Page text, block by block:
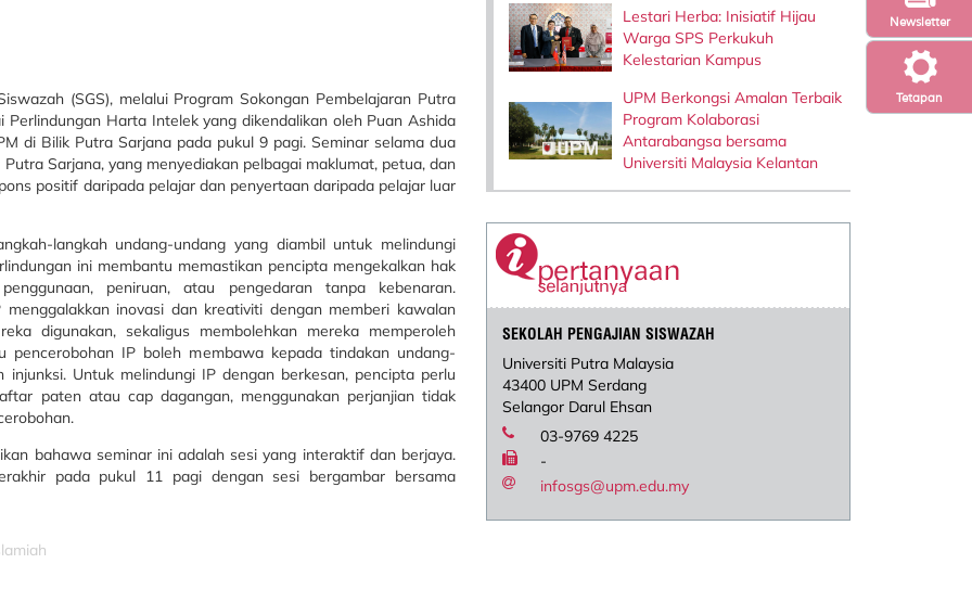
Tetapan
Newsletter
(SGS), melalui Program Sokongan Pembelajaran Putra
Harta Intelek yang dikendalikan oleh Puan Ashida
di Bilik Putra Sarjana pada pukul 9 pagi. Seminar selama dua
Sarjana, yang menyediakan pelbagai maklumat, petua, dan
positif daripada pelajar dan penyertaan daripada pelajar luar
langkah undang-undang yang diambil untuk melindungi
ini membantu memastikan pencipta mengekalkan hak
peniruan, atau pengedaran tanpa kebenaran.
inovasi dan kreativiti dengan memberi kawalan
digunakan, sekaligus membolehkan mereka memperoleh
pencerobohan IP boleh membawa kepada tindakan undang-
Untuk melindungi IP dengan berkesan, pencipta perlu
paten atau cap dagangan, menggunakan perjanjian tidak
bahawa seminar ini adalah sesi yang interaktif dan berjaya.
pada pukul 11 pagi dengan sesi bergambar bersama
Lestari Herba: Inisiatif Hijau
Warga SPS Perkukuh
Kelestarian Kampus
UPM Berkongsi Amalan Terbaik
Program Kolaborasi
Antarabangsa bersama
Universiti Malaysia Kelantan
SEKOLAH PENGAJIAN SISWAZAH
Universiti Putra Malaysia
43400 UPM Serdang
Selangor Darul Ehsan
03-9769 4225
-
infosgs@upm.edu.my